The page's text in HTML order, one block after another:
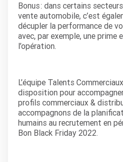
Bonus : dans certains
vente automobile, c’est
décupler la performance de
avec, par exemple, une prime
l’opération.
L’équipe Talents
disposition pour
profils commerciaux &
accompagnons de la
humains au recrutement en
Bon Black Friday 2022.